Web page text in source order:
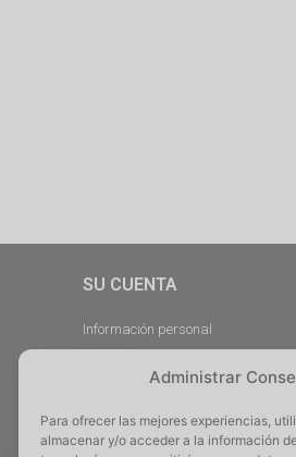
Administrar
Para ofrecer las mejores experiencias,
almacenar y/o acceder a la información
SU CUENTA
Información personal
Descargas
Cerrar Sesión